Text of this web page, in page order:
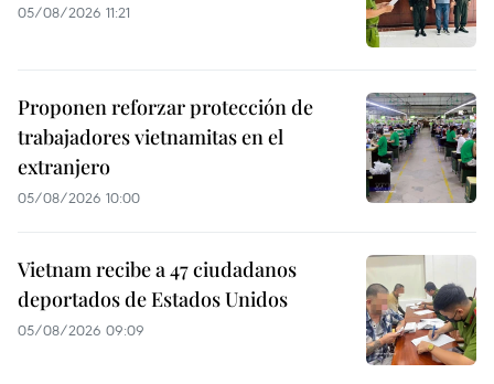
05/08/2026 11:21
Proponen reforzar protección de
trabajadores vietnamitas en el
extranjero
05/08/2026 10:00
Vietnam recibe a 47 ciudadanos
deportados de Estados Unidos
05/08/2026 09:09